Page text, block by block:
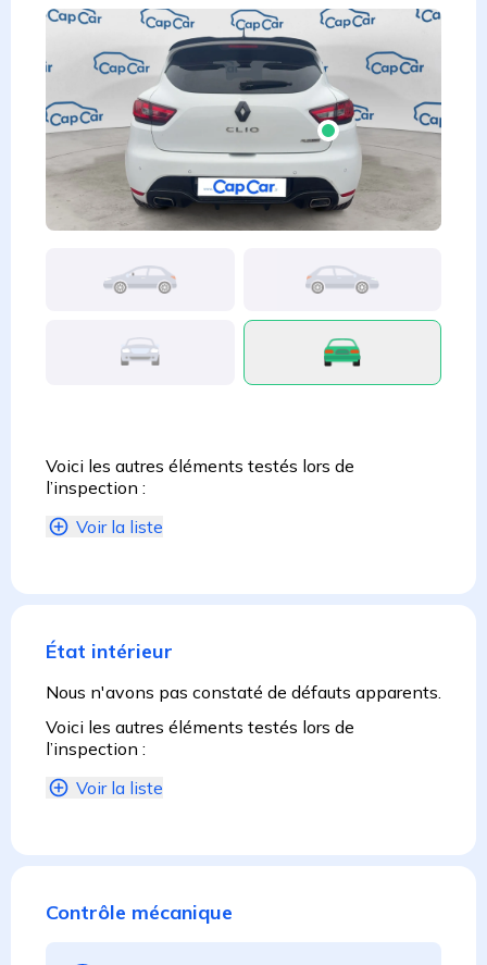
Voici les autres éléments testés lors de
l’inspection :
Voir la liste
État intérieur
Nous n'avons pas constaté de défauts apparents.
Voici les autres éléments testés lors de
l’inspection :
Voir la liste
Contrôle mécanique